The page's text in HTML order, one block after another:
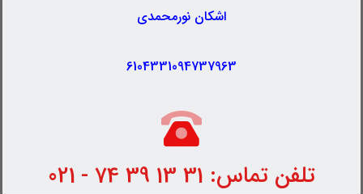
اشکان نورمحمدی
6104331094737963
تلفن تماس: 31 13 39 74 - 021